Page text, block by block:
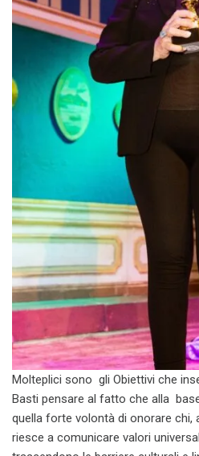
Molteplici sono gli Obiettivi che
Basti pensare al fatto che alla
quella forte volontà di onorare chi,
riesce a comunicare valori